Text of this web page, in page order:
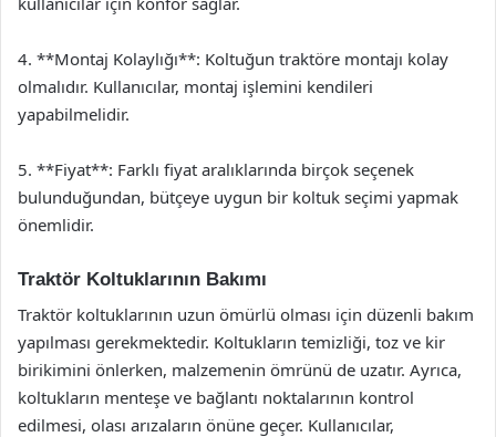
4. **Montaj Kolaylığı**: Koltuğun traktöre montajı kolay
olmalıdır. Kullanıcılar, montaj işlemini kendileri
yapabilmelidir.
5. **Fiyat**: Farklı fiyat aralıklarında birçok seçenek
bulunduğundan, bütçeye uygun bir koltuk seçimi yapmak
önemlidir.
Traktör Koltuklarının Bakımı
Traktör koltuklarının uzun ömürlü olması için düzenli bakım
yapılması gerekmektedir. Koltukların temizliği, toz ve kir
birikimini önlerken, malzemenin ömrünü de uzatır. Ayrıca,
koltukların menteşe ve bağlantı noktalarının kontrol
edilmesi, olası arızaların önüne geçer. Kullanıcılar,